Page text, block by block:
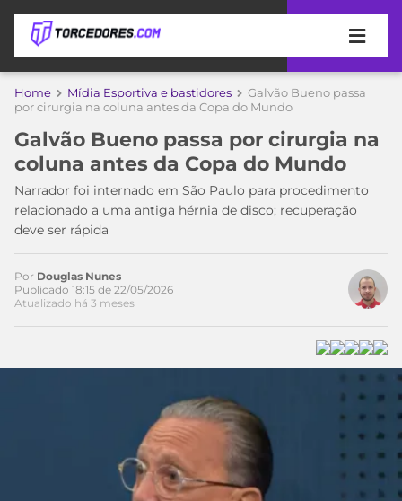
APOSTAS
DE
APOSTA
MELHORES
SITES
DE
APOSTAS
2026
INDICAÇÃO
BET365
COPA
DO
MUNDO
MEU
TIME
CORINTHIANS
CAMPEONATOS
LIBERTADORES
Home Mídia Esportiva e bastidores
Galvão Bueno passa
por cirurgia na coluna antes da Copa do Mundo
Galvão Bueno passa por cirurgia na
coluna antes da Copa do Mundo
Narrador foi internado em São Paulo para procedimento
relacionado a uma antiga hérnia de disco; recuperação
deve ser rápida
Por Douglas Nunes
Publicado 18:15 de 22/05/2026
Atualizado há 3 meses